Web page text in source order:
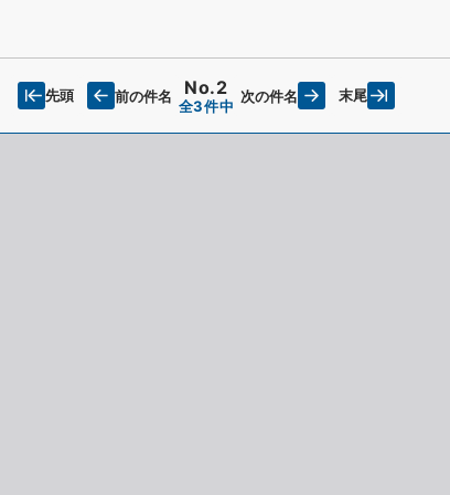
先頭 前の件名 No.2
全3件中
次の件名 末尾